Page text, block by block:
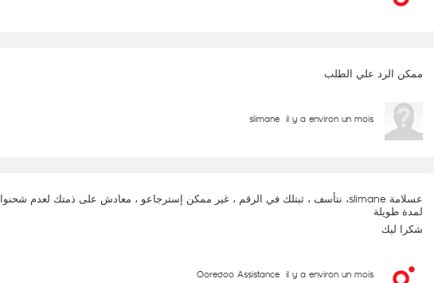
ممكن الرد علي الطلب
slimane il y a environ un mois
عسلامة slimane، نتأسف ، ثبتلك في الرقم ، غير ممكن إسترجاعو ، معادش على ذمتك لعدم شحنوا
لمدة طويلة
شكرا ليك
Ooredoo Assistance il y a environ un mois